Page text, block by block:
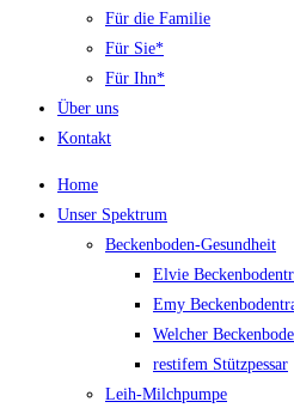
Für die Familie
Für Sie*
Für Ihn*
Über uns
Kontakt
Home
Unser Spektrum
Beckenboden-Gesundheit
Elvie
Emy
Welcher
restifem Stützpessar
Leih-Milchpumpe